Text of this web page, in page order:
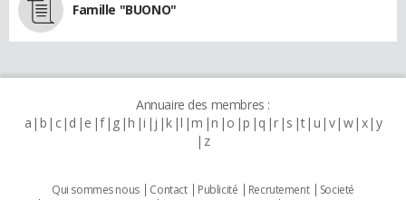
Famille "BUONO"
Annuaire des membres :
a b c d e f g h i j k l m n o p q r s t u v w x y
z
Qui sommes nous Contact Publicité Recrutement
Societé